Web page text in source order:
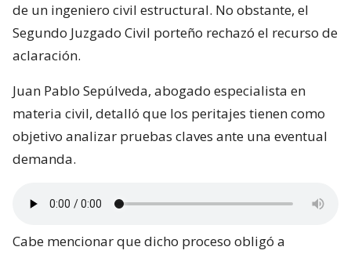
de un ingeniero civil estructural. No obstante, el
Segundo Juzgado Civil porteño rechazó el recurso de
aclaración.
Juan Pablo Sepúlveda, abogado especialista en
materia civil, detalló que los peritajes tienen como
objetivo analizar pruebas claves ante una eventual
demanda.
Cabe mencionar que dicho proceso obligó a